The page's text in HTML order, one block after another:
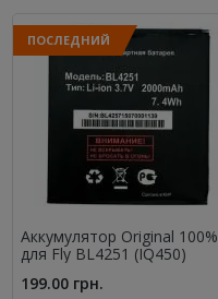
ПОСЛЕДНИЙ
Аккумулятор Original 100%
для Fly BL4251 (IQ450)
199.00 грн.